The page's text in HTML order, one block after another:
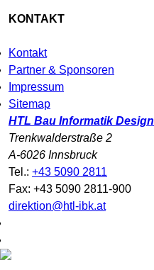
KONTAKT
Kontakt
Partner & Sponsoren
Impressum
Sitemap
HTL Bau Informatik Design
Trenkwalderstraße 2
A-6026 Innsbruck
Tel.: +43 5090 2811
Fax: +43 5090 2811-900
direktion@htl-ibk.at